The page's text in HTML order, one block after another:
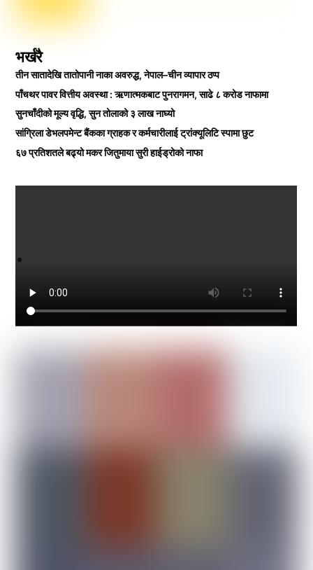
भर्खरै
तीन सातादेखि तातोपानी नाका अवरुद्ध, नेपाल–चीन व्यापार ठप्प
पाँचथर पावर वित्तीय अवस्था : ऋणात्मकबाट पुनरागमन, साढे ८ करोड नाफामा
सुनचाँदीको मूल्य वृद्धि, सुन तोलाको ३ लाख नाघ्यो
सांग्रिला डेभलपमेन्ट बैंकका ग्राहक र कर्मचारीलाई ट्रांक्यूलिटि स्पामा छुट
६७ प्रतिशतले बढ्यो मकर जितुमाया सुरी हाईड्रोको नाफा